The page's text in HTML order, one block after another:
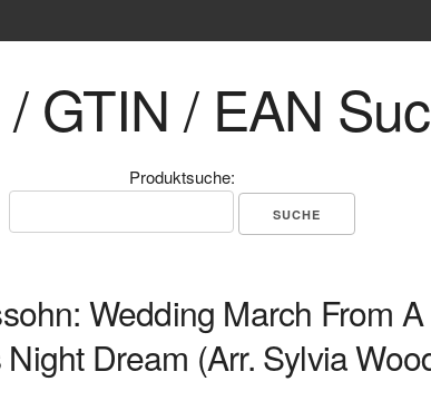
GTIN / EAN
Produktsuche:
Wedding March From A
Dream (Arr. Sylvia